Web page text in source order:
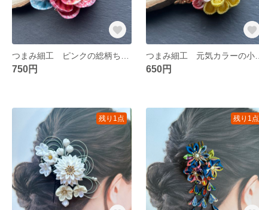
750円 650円
残り1点 残り1点